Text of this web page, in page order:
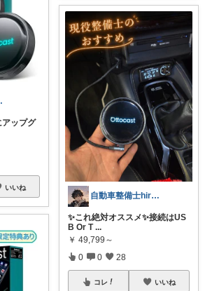
紹介
アップグ
いいね
自動車整備士hiro-パパの部屋
✨これ絶対オススメ✨接続はUS
B Or T ...
￥ 49,799～
0 0 28
コレ いいね